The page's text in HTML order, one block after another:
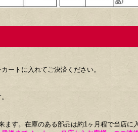
ートに入れてご決済ください。
す。在庫のある部品は約1ヶ月程で当店に